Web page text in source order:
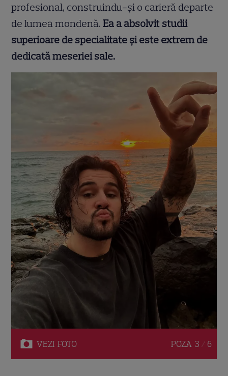
profesional, construindu-și o carieră departe
de lumea mondenă. Ea a absolvit studii
superioare de specialitate și este extrem de
dedicată meseriei sale.
VEZI FOTO POZA 3 / 6